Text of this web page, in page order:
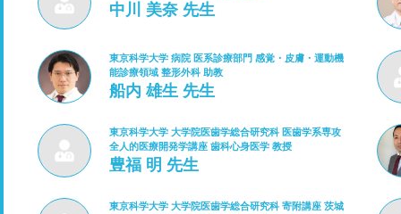
中川 美奈 先生
東京科学大学 病院 医系診療部門 感覚・皮膚・運動機
能診療領域 整形外科 助教
船内 雄生 先生
東京科学大学 大学院医歯学総合研究科 医歯学系専攻
全人的医療開発学講座 歯科心身医学 教授
豊福 明 先生
東京科学大学 大学院医歯学総合研究科 寄附講座 茨城